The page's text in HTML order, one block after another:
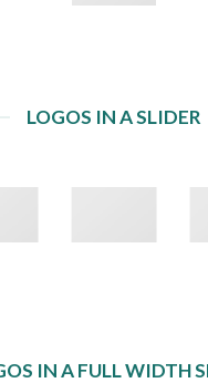
LOGOS IN A SLIDER
IN A FULL WIDTH